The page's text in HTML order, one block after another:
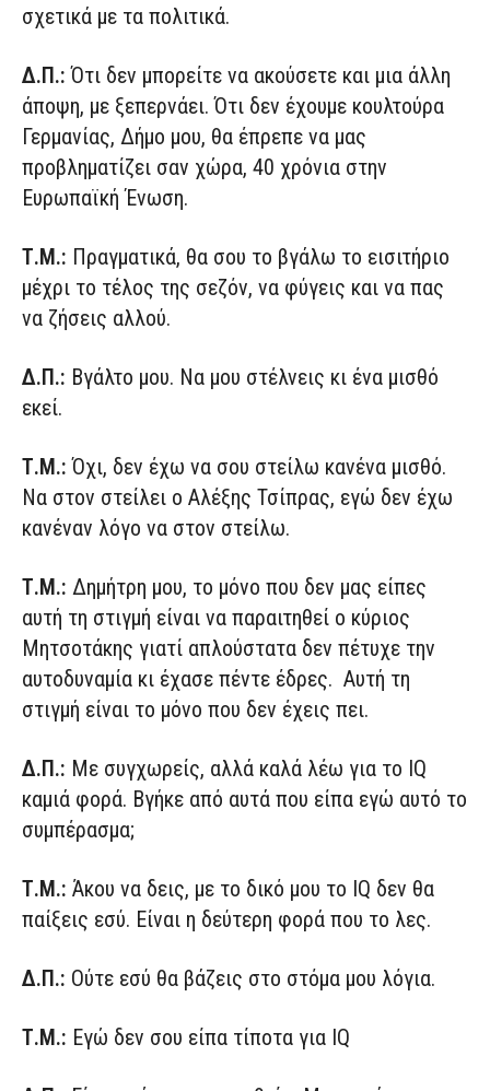
σχετικά με τα πολιτικά.
Δ.Π.: Ότι δεν μπορείτε να ακούσετε και μια άλλη
άποψη, με ξεπερνάει. Ότι δεν έχουμε κουλτούρα
Γερμανίας, Δήμο μου, θα έπρεπε να μας
προβληματίζει σαν χώρα, 40 χρόνια στην
Ευρωπαϊκή Ένωση.
Τ.Μ.: Πραγματικά, θα σου το βγάλω το εισιτήριο
μέχρι το τέλος της σεζόν, να φύγεις και να πας
να ζήσεις αλλού.
Δ.Π.: Βγάλτο μου. Να μου στέλνεις κι ένα μισθό
εκεί.
Τ.Μ.: Όχι, δεν έχω να σου στείλω κανένα μισθό.
Να στον στείλει ο Αλέξης Τσίπρας, εγώ δεν έχω
κανέναν λόγο να στον στείλω.
Τ.Μ.: Δημήτρη μου, το μόνο που δεν μας είπες
αυτή τη στιγμή είναι να παραιτηθεί ο κύριος
Μητσοτάκης γιατί απλούστατα δεν πέτυχε την
αυτοδυναμία κι έχασε πέντε έδρες. Αυτή τη
στιγμή είναι το μόνο που δεν έχεις πει.
Δ.Π.: Με συγχωρείς, αλλά καλά λέω για το IQ
καμιά φορά. Βγήκε από αυτά που είπα εγώ αυτό το
συμπέρασμα;
Τ.Μ.: Άκου να δεις, με το δικό μου το IQ δεν θα
παίξεις εσύ. Είναι η δεύτερη φορά που το λες.
Δ.Π.: Ούτε εσύ θα βάζεις στο στόμα μου λόγια.
Τ.Μ.: Εγώ δεν σου είπα τίποτα για IQ